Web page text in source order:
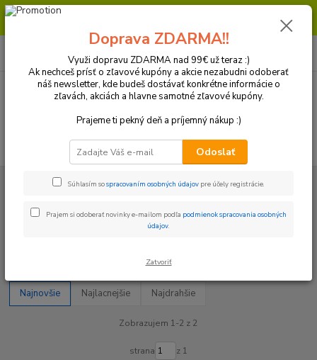
Milí zákazníci, pri objednávke nad 99€ získate poštovné ZDARMA.
(Po-Pia, 8:30-16:30 hod.)
Plasty a Kryty Kawasaki Kryty rámu
Kryty rámu
Najnovšie Najlacnejšie Najdrahšie
Zobrazujem 1-2 z 2
strana z 1
Doprava ZDARMA!!
Využi dopravu ZDARMA nad 99€ už teraz :)
Ak nechceš prísť o zľavové kupóny a akcie nezabudni odoberať
náš newsletter, kde budeš dostávať konkrétne informácie o
zľavách, akciách a hlavne samotné zľavové kupóny.
Prajeme ti pekný deň a príjemný nákup :)
Odoslať
Súhlasím sospracovaním osobných údajov pre účely registrácie.
Prajem si odoberať novinky e-mailom podľa podmienok spracovania osobných
údajov.
Zatvoriť